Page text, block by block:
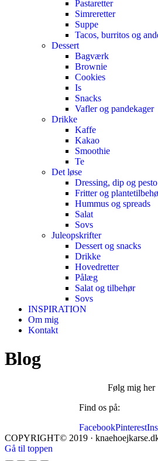
Pastaretter
Simreretter
Suppe
Tacos, burritos og
Dessert
Bagværk
Brownie
Cookies
Is
Snacks
Vafler og pandekager
Drikke
Kaffe
Kakao
Smoothie
Te
Det løse
Dressing, dip og pesto
Fritter og
Hummus og spreads
Salat
Sovs
Juleopskrifter
Dessert og snacks
Drikke
Hovedretter
Pålæg
Salat og tilbehør
Sovs
INSPIRATION
Om mig
Kontakt
Blog
Følg mig her
Find os på:
FacebookPinterest
COPYRIGHT© 2019 ·
Gå til toppen